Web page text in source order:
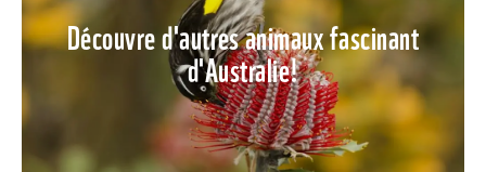
Découvre d'autres animaux fascinant
d'Australie!